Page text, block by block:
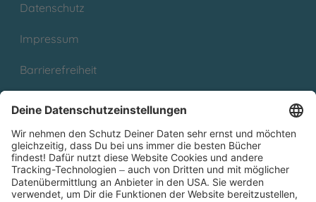
Datenschutz
Impressum
Barrierefreiheit
Partnerprogramm (Affiliate)
Folge uns auf